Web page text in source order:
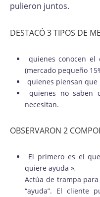
pulieron juntos.
DESTACÓ 3 TIPOS DE
quienes conocen
(mercado pequeño
quienes piensan que
quienes no saben
necesitan.
OBSERVARON 2
El primero es el
quiere ayuda »,
Actúa de trampa
“ayuda”. El cliente